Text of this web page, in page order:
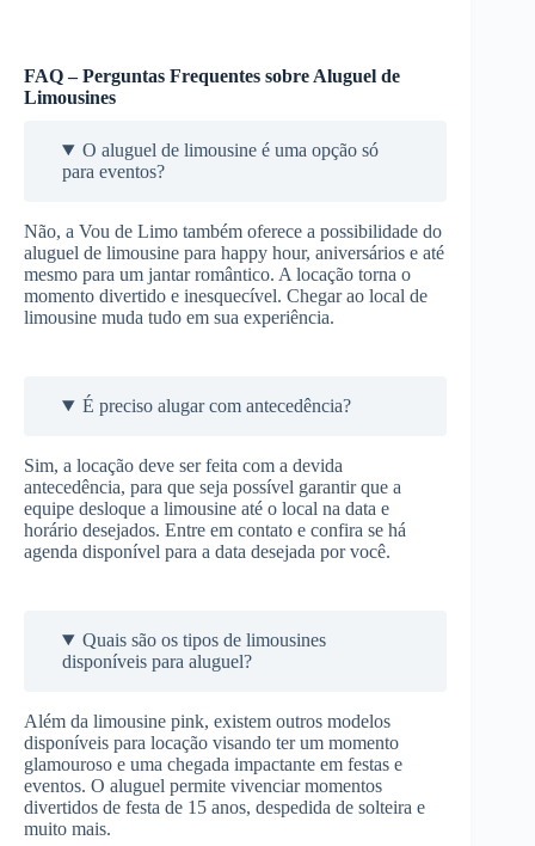
FAQ – Perguntas Frequentes sobre Aluguel de
Limousines
O aluguel de limousine é uma opção só
para eventos?
Não, a Vou de Limo também oferece a possibilidade do
aluguel de limousine para happy hour, aniversários e até
mesmo para um jantar romântico. A locação torna o
momento divertido e inesquecível. Chegar ao local de
limousine muda tudo em sua experiência.
É preciso alugar com antecedência?
Sim, a locação deve ser feita com a devida
antecedência, para que seja possível garantir que a
equipe desloque a limousine até o local na data e
horário desejados. Entre em contato e confira se há
agenda disponível para a data desejada por você.
Quais são os tipos de limousines
disponíveis para aluguel?
Além da limousine pink, existem outros modelos
disponíveis para locação visando ter um momento
glamouroso e uma chegada impactante em festas e
eventos. O aluguel permite vivenciar momentos
divertidos de festa de 15 anos, despedida de solteira e
muito mais.